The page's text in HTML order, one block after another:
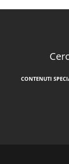
CONTENUTI